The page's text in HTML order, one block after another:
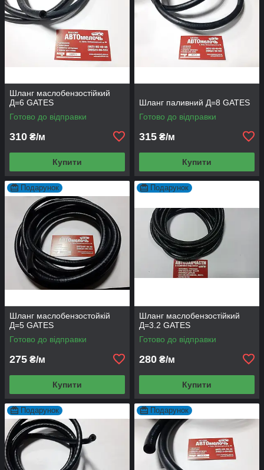
Шланг маслобензостійкий
Д=6 GATES
Готово до відправки
310 ₴/м
Купити
Шланг паливний Д=8 GATES
Готово до відправки
315 ₴/м
Купити
Подарунок
Шланг маслобензостойкій
Д=5 GATES
Готово до відправки
275 ₴/м
Купити
Подарунок
Шланг маслобензостійкий
Д=3.2 GATES
Готово до відправки
280 ₴/м
Купити
Подарунок Подарунок